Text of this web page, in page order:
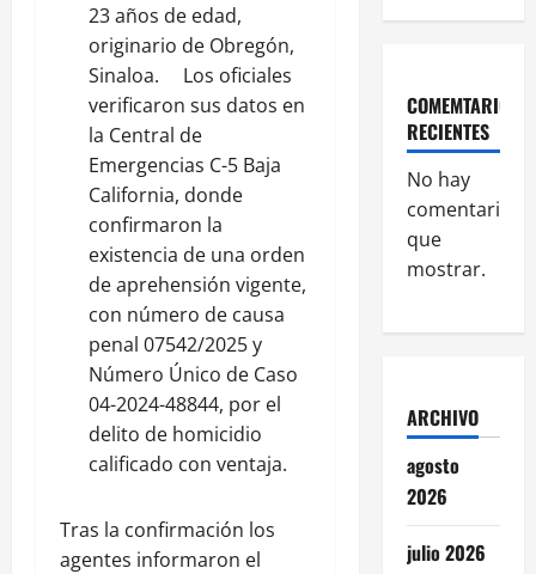
23 años de edad,
originario de Obregón,
Sinaloa. Los oficiales
verificaron sus datos en
la Central de
Emergencias C-5 Baja
California, donde
confirmaron la
existencia de una orden
de aprehensión vigente,
con número de causa
penal 07542/2025 y
Número Único de Caso
04-2024-48844, por el
delito de homicidio
calificado con ventaja.
Tras la confirmación los
agentes informaron el
COMEMTARIOS
RECIENTES
No hay
comentarios
que
mostrar.
ARCHIVO
agosto
2026
julio 2026